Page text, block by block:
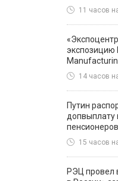
11 часов
экспозицию
14 часов
Путин
допвыплату
пенсионеров
15 часов
РЭЦ провел